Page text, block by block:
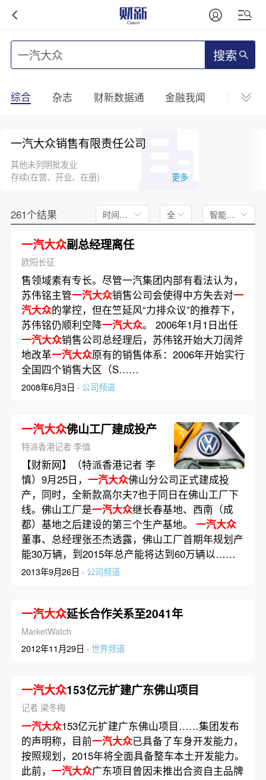
搜索
综合 杂志 财新数据通 金融我闻 财新
一汽大众销售有限责任公司
其他未列明批发业
存续(在营、开业、在册)
更多
261个结果 时间不限 全文 智能排序
一汽大众副总经理离任
欧阳长征
售领域素有专长。尽管一汽集团内部有看法认为，
苏伟铭主管一汽大众销售公司会使得中方失去对一
汽大众的掌控，但在竺延风“力排众议”的推荐下，
苏伟铭仍顺利空降一汽大众。 2006年1月1日出任
一汽大众销售公司总经理后，苏伟铭开始大刀阔斧
地改革一汽大众原有的销售体系：2006年开始实行
全国四个销售大区（S……
2008年6月3日 · 公司频道
一汽大众佛山工厂建成投产
特派香港记者 李慎
【财新网】（特派香港记者 李
慎）9月25日， 一汽大众佛山分公司正式建成投
产，同时，全新款高尔夫7也于同日在佛山工厂下
线。佛山工厂是一汽大众继长春基地、西南（成
都）基地之后建设的第三个生产基地。 一汽大众
董事、总经理张丕杰透露，佛山工厂首期年规划产
能30万辆，到2015年总产能将达到60万辆以……
2013年9月26日 · 公司频道
一汽大众延长合作关系至2041年
MarketWatch
2012年11月29日 · 世界频道
一汽大众153亿元扩建广东佛山项目
记者 梁冬梅
一汽大众153亿元扩建广东佛山项目……集团发布
的声明称，目前一汽大众已具备了车身开发能力，
按照规划，2015年将全面具备整车本土开发能力。
此前， 一汽大众广东项目曾因未推出合资自主品牌